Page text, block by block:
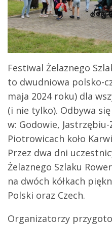
Festiwal Żelaznego
to dwudniowa polsko-
maja 2024 roku) dla
(i nie tylko). Odbywa
w: Godowie,
Piotrowicach koło
Przez dwa dni
Żelaznego Szlaku
na dwóch kółkach
Polski oraz Czech.
Organizatorzy